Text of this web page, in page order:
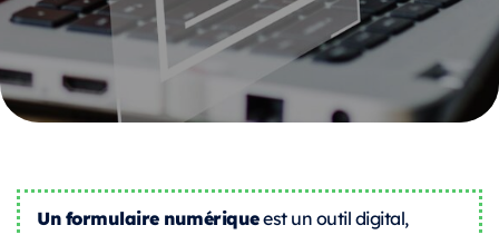
Un formulaire numériqueest un outil digital,